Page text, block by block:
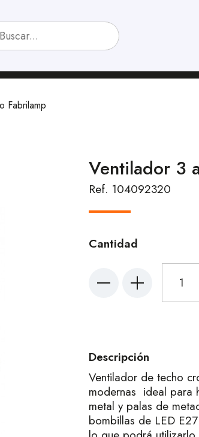
Fabrilamp
Ventilador 3
Ref. 104092320
Cantidad
Descripción
Ventilador de techo
modernas ideal para
metal y palas de
bombillas de LED